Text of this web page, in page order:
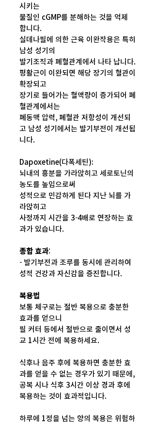
시키는
물질인 cGMP를 분해하는 것을 억제
합니다.
실데나필에 의한 근육 이완작용은 특히
남성 성기의
발기조직과 폐혈관계에서 나타 납니다.
평활근이 이완되면 해당 장기의 혈관이
확장되고
장기로 들어가는 혈액량이 증가되어 폐
혈관계에서는
폐동맥 압력, 폐혈관 저항성이 개선되
고 남성 성기에서는 발기부전이 개선됩
니다.
Dapoxetine(다폭세틴):
뇌내의 흥분을 가라앉히고 세로토닌의
농도를 높임으로써
성적으로 민감하게 된다 지난 뇌를 가
라앉히고
사정까지 시간을 3-4배로 연장하는 효
과가 있습니다.
종합 효과:
- 발기부전과 조루를 동시에 관리하여
성적 건강과 자신감을 증진합니다.
복용법
보통 체구로는 절반 복용으로 충분한
효과를 얻으니
필 커터 등에서 절반으로 줄이면서 성
교 1시간 전에 복용하세요.
식후나 음주 후에 복용하면 충분한 효
과를 얻을 수 없는 경우가 있기 때문에,
공복 시나 식후 3시간 이상 경과 후에
복용하는 것이 효과적입니다.
하루에 1정을 넘는 양의 복용은 위험하